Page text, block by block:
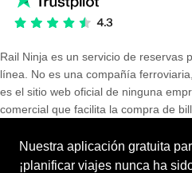
Rail Ninja es un servicio de reservas
línea. No es una compañía
es el sitio web oficial de ninguna
comercial que facilita la compra de
Nuestra aplicación gratuita
¡planificar viajes nunca ha